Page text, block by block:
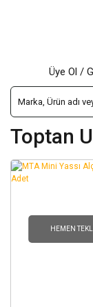
Üye Ol /
Toptan
HEMEN